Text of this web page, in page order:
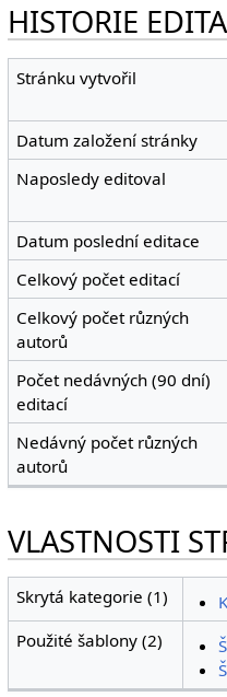
HISTORIE
Stránku vytvořil
Datum založení stránky
Naposledy editoval
Datum poslední editace
Celkový počet editací
Celkový počet různých
autorů
Počet nedávných (90 dní)
editací
Nedávný počet různých
autorů
VLASTNOSTI
Skrytá kategorie (1)
Použité šablony (2)